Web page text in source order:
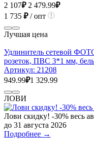
2 107₽ 2 479.99₽
1 735 ₽/ опт
Лучшая цена
Удлинитель сетевой
розеток, ПВС 3*1 мм,
Артикул: 21208
949.99₽1 329.99
ЛОВИ
Лови скидку! -30% весь
до 31 августа 2026
Подробнее →